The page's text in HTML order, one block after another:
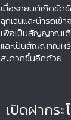
เมื่อรถยนต์เกิดขัด
ฉุกเฉินและนำรถเ
เพื่อเป็นสัญญาณเตื
และเป็นสัญญาณหรื
สะดวกขึ้นอีกด้วย
เปิดฝากระ